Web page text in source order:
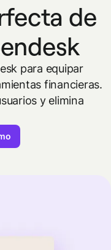
de
para equipar
financieras.
y elimina